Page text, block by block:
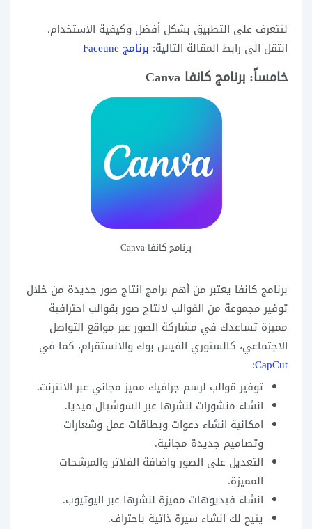
لتتعرف على التطبيق بشكل أفضل وكيفية الاستخدام،
انتقل الى رابط المقالة التالية: برنامج Faceune
خامساً: برنامج كانفا Canva
برنامج كانفا Canva
برنامج كانفا يعتبر من أهم برامج انتاج صور جديدة من خلال
توفير مجموعة من القوالب لانتاج صور بقوالب احترافية
مميزة تساعدك في مشاركة الصور عبر مواقع التواصل
الاجتماعي، كالستوري الفيس بوك والانستقرام، كما في
CapCut
:
توفير قوالب لرسم جرافيك مميز مجاني عبر الانترنت.
انشاء منشورات لنشرها عبر السوشيال ميديا.
امكانية انشاء دعوات وبطاقات عمل وشعارات
وتصاميم جديدة مجانية.
التعديل على الصور واضافة الفلاتر والمرشحات
المميزة.
انشاء فيديوهات مميزة لنشرها عبر اليوتيوب.
يتيح لك انشاء سيرة ذاتية باحتراف.